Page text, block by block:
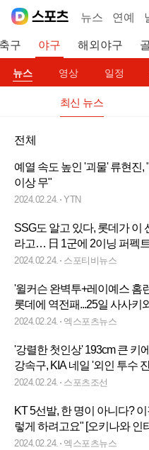
뉴스 연예
구 야구 해외야구
뉴스 영상 일정
최신 뉴스
전체
예열 속도 높인 '괴물' 류현진,
이상 무"
2024.02.24. YTN
SSG도 알고 있다, 롯데가 이
라고… 日 1군에 2이닝 퍼펙트
2024.02.24. 스포티비뉴스
'윌커슨 완벽투+레이예스 홈
롯데에 역전패...25일 사사키
2024.02.24. 엑스포츠뉴스
'강렬한 첫인상' 193cm 큰 키
강속구, KIA 네일 '외인 투수
다'[SC오키나와 스캠]
2024.02.24. 스포츠조선
KT 5선발, 한 명이 아니다? 이
렇게 하려고요" [오키나와 인
2024.02.24. 엑스포츠뉴스